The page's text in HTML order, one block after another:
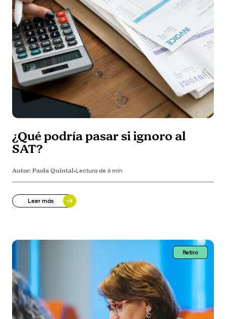
¿Qué podría pasar si ignoro al
SAT?
Autor:Paola Quintal•Lectura de 6 min
Leer más
Retiro